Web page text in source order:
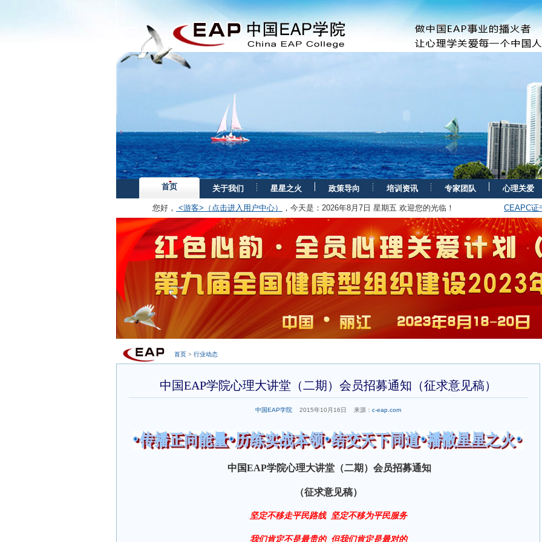
首页 关于我们 星星之火 政策导向 培训资讯 专家团队 心理关爱
您好， <游客>（点击进入用户中心） ，今天是： 2026年8月7日 星期五 欢迎您的光临！ CEAPC证
首页 > 行业动态
中国EAP学院心理大讲堂（二期）会员招募通知（征求意见稿）
中国EAP学院 2015年10月16日 来源： c-eap.com
中国EAP学院心理大讲堂（二期）会员招募通知
（征求意见稿）
坚定不移走平民路线 坚定不移为平民服务
我们肯定不是最贵的 但我们肯定是最对的